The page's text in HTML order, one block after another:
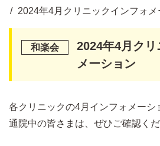
2024年4月クリニックインフォメ
2024年4月ク
メーション
各クリニックの4月インフォメーシ
通院中の皆さまは、ぜひご確認くだ